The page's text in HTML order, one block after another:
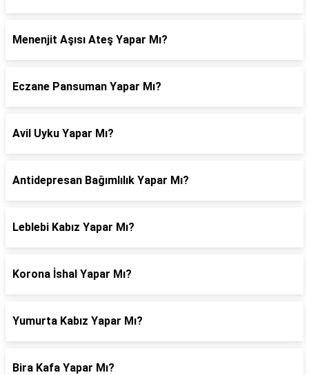
Menenjit Aşısı Ateş Yapar Mı?
Eczane Pansuman Yapar Mı?
Avil Uyku Yapar Mı?
Antidepresan Bağımlılık Yapar Mı?
Leblebi Kabız Yapar Mı?
Korona İshal Yapar Mı?
Yumurta Kabız Yapar Mı?
Bira Kafa Yapar Mı?